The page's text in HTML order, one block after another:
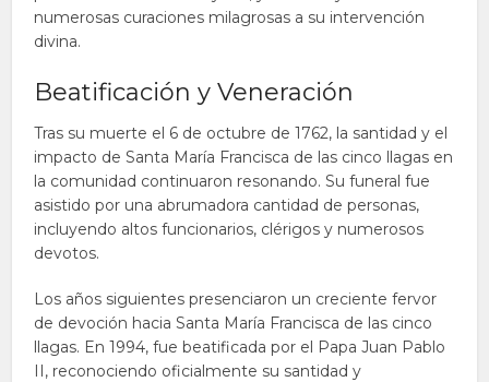
numerosas curaciones milagrosas a su intervención
divina.
Beatificación y Veneración
Tras su muerte el 6 de octubre de 1762, la santidad y el
impacto de Santa María Francisca de las cinco llagas en
la comunidad continuaron resonando. Su funeral fue
asistido por una abrumadora cantidad de personas,
incluyendo altos funcionarios, clérigos y numerosos
devotos.
Los años siguientes presenciaron un creciente fervor
de devoción hacia Santa María Francisca de las cinco
llagas. En 1994, fue beatificada por el Papa Juan Pablo
II, reconociendo oficialmente su santidad y